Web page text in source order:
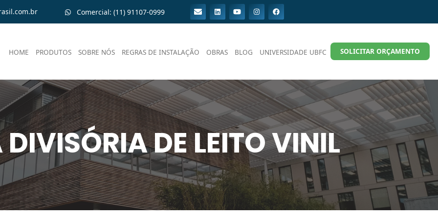
Comercial: (11) 91107-0999
HOME PRODUTOS SOBRE NÓS REGRAS DE INSTALAÇÃO OBRAS BLOG UNIVERSIDADE UBFC SOLICITAR ORÇAMENTO
DE LEITO VINIL